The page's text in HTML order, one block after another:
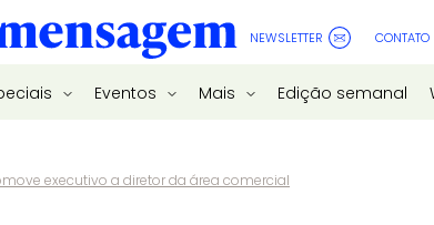
NEWSLETTER CONTATO
Eventos Mais Edição semanal
executivo a diretor da área comercial